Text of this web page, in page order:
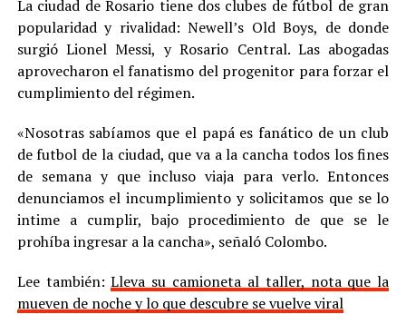
La ciudad de Rosario tiene dos clubes de fútbol de gran
popularidad y rivalidad: Newell’s Old Boys, de donde
surgió Lionel Messi, y Rosario Central. Las abogadas
aprovecharon el fanatismo del progenitor para forzar el
cumplimiento del régimen.
«Nosotras sabíamos que el papá es fanático de un club
de futbol de la ciudad, que va a la cancha todos los fines
de semana y que incluso viaja para verlo. Entonces
denunciamos el incumplimiento y solicitamos que se lo
intime a cumplir, bajo procedimiento de que se le
prohíba ingresar a la cancha», señaló Colombo.
Lee también:Lleva su camioneta al taller, nota que la
mueven de noche y lo que descubre se vuelve viral